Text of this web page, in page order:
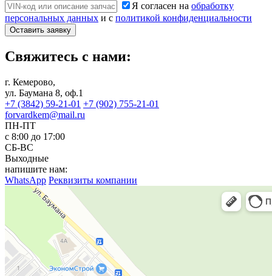
Я согласен на обработку
персональных данных и с политикой конфиденциальности
Оставить заявку
Свяжитесь с нами:
г. Кемерово,
ул. Баумана 8, оф.1
+7 (3842) 59-21-01 +7 (902) 755-21-01
forvardkem@mail.ru
ПН-ПТ
с 8:00 до 17:00
СБ-ВС
Выходные
напишите нам:
WhatsApp Реквизиты компании